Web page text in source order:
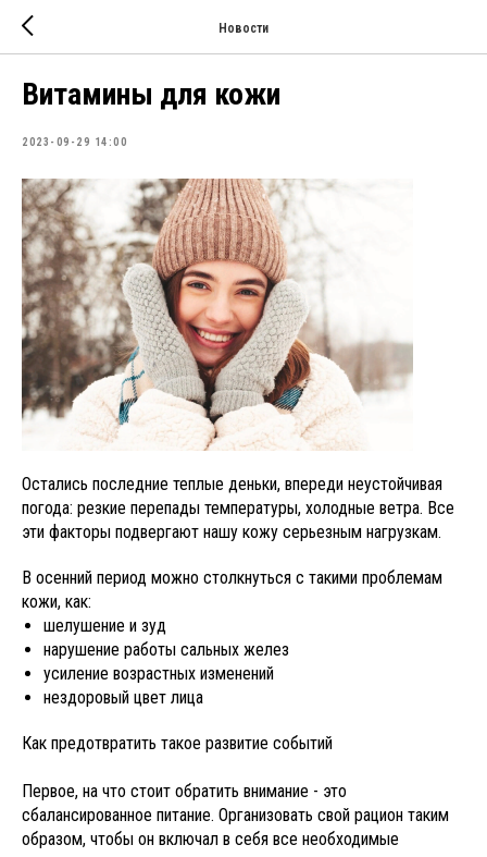
Новости
Витамины для кожи
2023-09-29 14:00
Остались последние теплые деньки, впереди неустойчивая
погода: резкие перепады температуры, холодные ветра. Все
эти факторы подвергают нашу кожу серьезным нагрузкам.
В осенний период можно столкнуться с такими проблемам
кожи, как:
шелушение и зуд
нарушение работы сальных желез
усиление возрастных изменений
нездоровый цвет лица
Как предотвратить такое развитие событий
Первое, на что стоит обратить внимание - это
сбалансированное питание. Организовать свой рацион таким
образом, чтобы он включал в себя все необходимые